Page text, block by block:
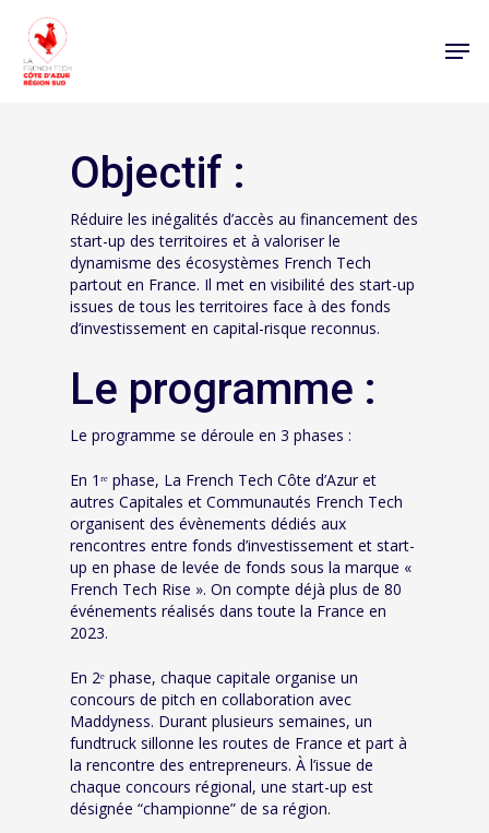
Objectif :
Réduire les inégalités d’accès au financement des
start-up des territoires et à valoriser le
dynamisme des écosystèmes French Tech
partout en France. Il met en visibilité des start-up
issues de tous les territoires face à des fonds
d’investissement en capital-risque reconnus.
Le programme :
Le programme se déroule en 3 phases :
En 1ʳᵉ phase, La French Tech Côte d’Azur et
autres Capitales et Communautés French Tech
organisent des évènements dédiés aux
rencontres entre fonds d’investissement et start-
up en phase de levée de fonds sous la marque «
French Tech Rise ». On compte déjà plus de 80
événements réalisés dans toute la France en
2023.
En 2ᵉ phase, chaque capitale organise un
concours de pitch en collaboration avec
Maddyness. Durant plusieurs semaines, un
fundtruck sillonne les routes de France et part à
la rencontre des entrepreneurs. À l’issue de
chaque concours régional, une start-up est
désignée “championne” de sa région.